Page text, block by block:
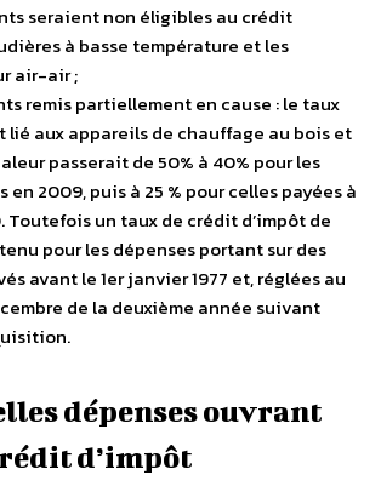
seraient non éligibles au crédit
à basse température et les
air-air ;
remis partiellement en cause : le taux
lié aux appareils de chauffage au bois et
passerait de 50% à 40% pour les
en 2009, puis à 25 % pour celles payées à
Toutefois un taux de crédit d’impôt de
pour les dépenses portant sur des
avant le 1er janvier 1977 et, réglées au
de la deuxième année suivant
dépenses ouvrant
d’impôt